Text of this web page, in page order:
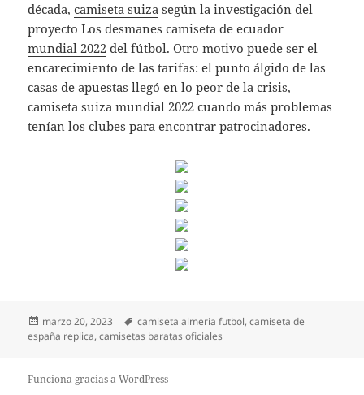
década,camiseta suiza según la investigación del
proyecto Los desmanescamiseta de ecuador
mundial 2022 del fútbol. Otro motivo puede ser el
encarecimiento de las tarifas: el punto álgido de las
casas de apuestas llegó en lo peor de la crisis,
camiseta suiza mundial 2022 cuando más problemas
tenían los clubes para encontrar patrocinadores.
Publicado
el
marzo 20, 2023 Etiquetas
camiseta almeria futbol,camiseta de
españa replica,camisetas baratas oficiales
Funciona gracias a WordPress